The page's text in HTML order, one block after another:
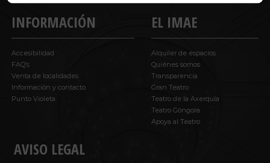
INFORMACIÓN
Accesibilidad
FAQ’s
Venta de localidades
Información y contacto
Punto Violeta
AVISO LEGAL
EL IMAE
Alquiler de espacios
Quiénes somos
Transparencia
Gran Teatro
Teatro de la Axerquía
Teatro Góngora
Apoya al Teatro